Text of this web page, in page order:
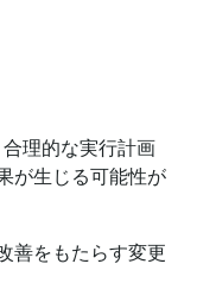
理的な実行計画
が生じる可能性が
善をもたらす変更